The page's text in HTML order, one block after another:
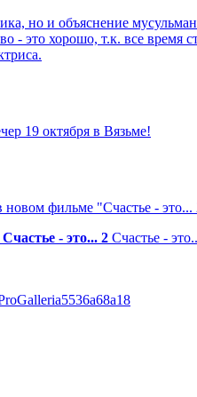
но и объяснение
это хорошо, т.к. все время
19 октября в Вязьме!
фильме "Счастье - это...
Счастье - это... 2 Счастье -